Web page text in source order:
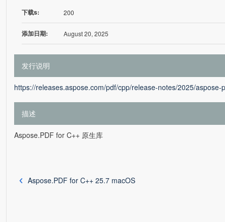
下载s: 200
添加日期: August 20, 2025
发行说明
https://releases.aspose.com/pdf/cpp/release-notes/2025/
描述
Aspose.PDF for C++ 原生库
Aspose.PDF for C++ 25.7 macOS